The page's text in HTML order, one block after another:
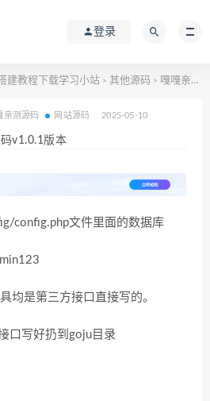
登录
建教程下载学习小站 > 其他源码 > 嘎嘎亲测–菜鸟工具网源码v1.0.1版本
亲测源码 网站源码 2025-05-10
v1.0.1版本
config.php文件里面的数据库
均是第三方接口直接写的。
口写好扔到goju目录